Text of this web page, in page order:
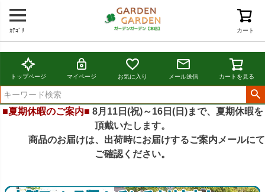
カート
ｶﾃｺﾞﾘ
トップページ マイページ お気に入り メール送信 カートを見る
■夏期休暇のご案内■ 8月11日(祝)～16日(日)まで、夏期休暇を
頂戴いたします。
商品のお届けは、出荷時にお届けするご案内メールにて
ご確認ください。